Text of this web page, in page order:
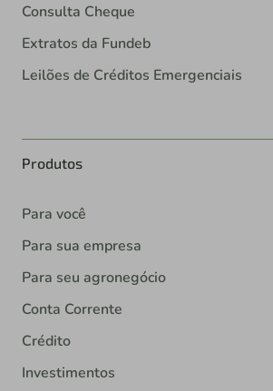
Consulta Cheque
Extratos da Fundeb
Leilões de Créditos Emergenciais
Produtos
Para você
Para sua empresa
Para seu agronegócio
Conta Corrente
Crédito
Investimentos